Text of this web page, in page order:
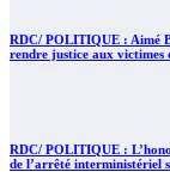
RDC/ POLITIQUE : Aimé
rendre justice aux victimes
RDC/ POLITIQUE :
de l’arrêté interministériel